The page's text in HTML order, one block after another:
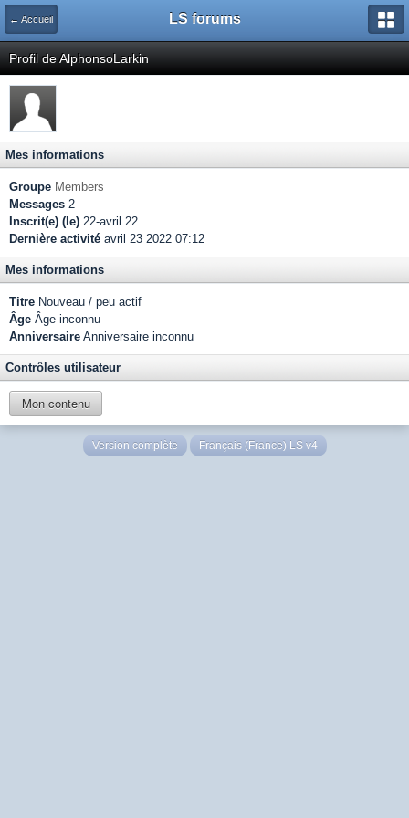
← Accueil LS forums
Profil de AlphonsoLarkin
Mes informations
Groupe Members
Messages 2
Inscrit(e) (le) 22-avril 22
Dernière activité avril 23 2022 07:12
Mes informations
Titre Nouveau / peu actif
Âge Âge inconnu
Anniversaire Anniversaire inconnu
Contrôles utilisateur
Mon contenu
Version complète Français (France) LS v4